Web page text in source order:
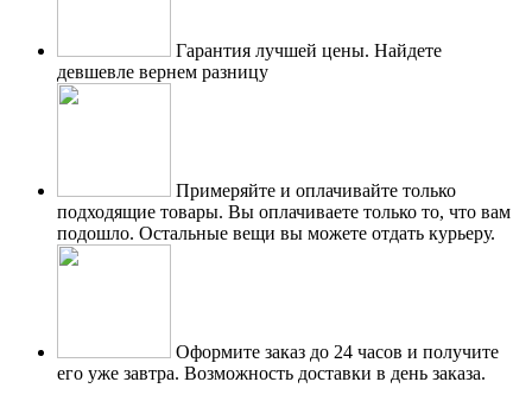
Гарантия лучшей цены. Найдете
девшевле вернем разницу
Примеряйте и оплачивайте только
подходящие товары. Вы оплачиваете только то, что вам
подошло. Остальные вещи вы можете отдать курьеру.
Оформите заказ до 24 часов и получите
его уже завтра. Возможность доставки в день заказа.